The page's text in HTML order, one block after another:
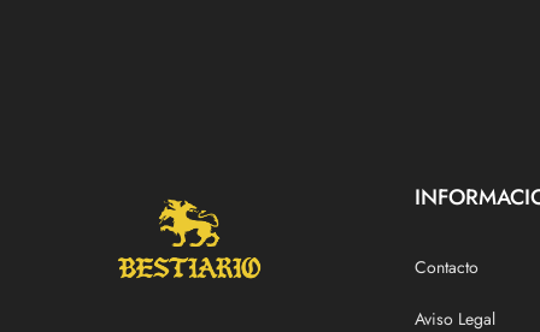
Contacto
Aviso Legal